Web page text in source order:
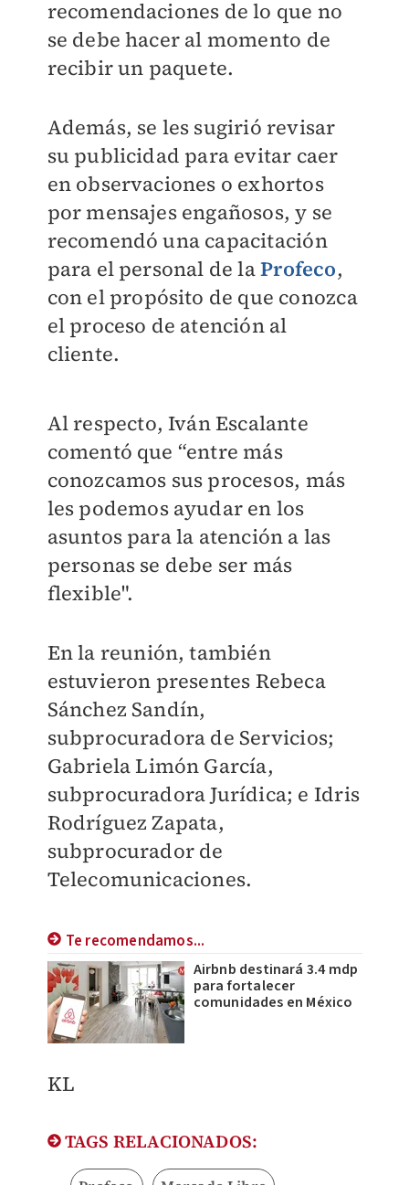
recomendaciones de lo que no
se debe hacer al momento de
recibir un paquete.
Además, se les sugirió revisar
su publicidad para evitar caer
en observaciones o exhortos
por mensajes engañosos, y se
recomendó una capacitación
para el personal de laProfeco,
con el propósito de que conozca
el proceso de atención al
cliente.
Al respecto, Iván Escalante
comentó que “entre más
conozcamos sus procesos, más
les podemos ayudar en los
asuntos para la atención a las
personas se debe ser más
flexible".
En la reunión, también
estuvieron presentes Rebeca
Sánchez Sandín,
subprocuradora de Servicios;
Gabriela Limón García,
subprocuradora Jurídica; e Idris
Rodríguez Zapata,
subprocurador de
Telecomunicaciones.
Te recomendamos...
Airbnb destinará 3.4 mdp
para fortalecer
comunidades en México
KL
TAGS RELACIONADOS: